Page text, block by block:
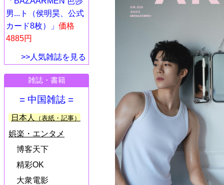
男...ト（侯明昊、公式
カード8枚）」 価格
4885円
>>人気雑誌を見る
雑誌・書籍
= 中国雑誌 =
日本人 （表紙・記事）
娯楽・エンタメ
博客天下
精彩OK
大衆電影